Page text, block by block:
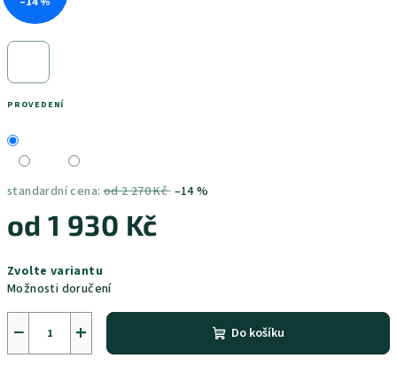
PROVEDENÍ
standardní cena: od 2 270 Kč –14 %
od1 930 Kč
cena:
Zvolte variantu
Možnosti doručení
+
− Do košíku